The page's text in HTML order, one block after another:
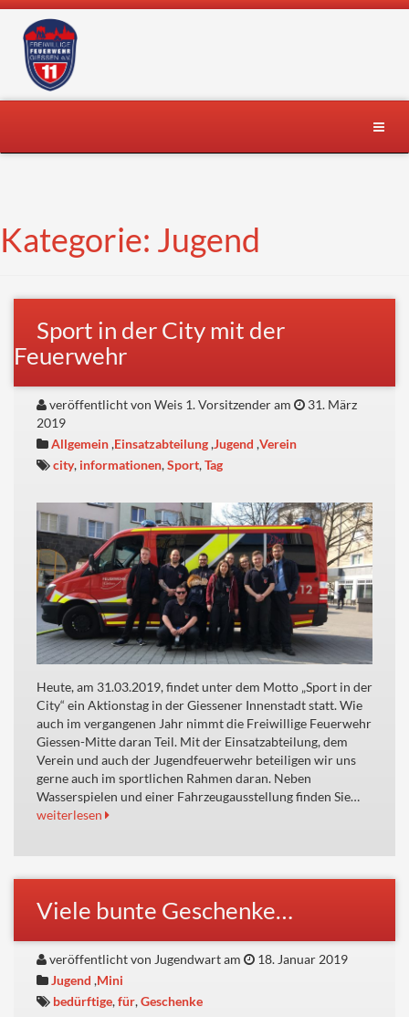
Skip
content
Toggle
Kategorie: Jugend
Sport in der City mit der
Feuerwehr
veröffentlicht von Weis 1. Vorsitzender am
31. März
2019
Allgemein,Einsatzabteilung,Jugend ,Verein
city, informationen,Sport,Tag
Heute, am 31.03.2019, findet unter dem Motto „Sport in der
City“ ein Aktionstag in der Giessener Innenstadt statt. Wie
auch im vergangenen Jahr nimmt die Freiwillige Feuerwehr
Giessen-Mitte daran Teil. Mit der Einsatzabteilung, dem
Verein und auch der Jugendfeuerwehr beteiligen wir uns
gerne auch im sportlichen Rahmen daran. Neben
Wasserspielen und einer Fahrzeugausstellung finden Sie…
weiterlesen
Viele bunte Geschenke…
veröffentlicht von Jugendwart am
18. Januar 2019
Jugend ,Mini
bedürftige,für,Geschenke